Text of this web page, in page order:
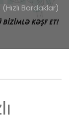
Bardaklar)